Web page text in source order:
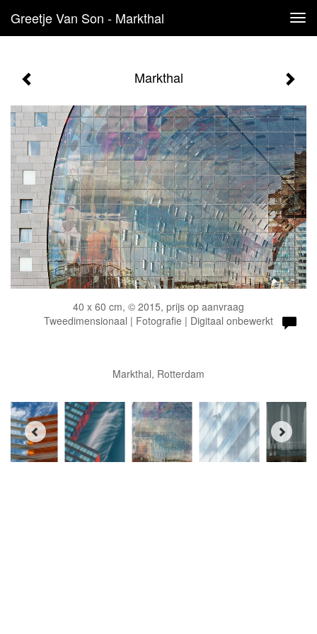
Greetje Van Son - Markthal
Markthal
40 x 60 cm, © 2015, prijs op aanvraag
Tweedimensionaal | Fotografie | Digitaal onbewerkt
Markthal, Rotterdam